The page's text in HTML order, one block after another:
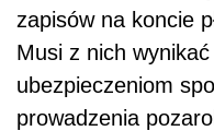
zapisów na koncie
Musi z nich
ubezpieczeniom
prowadzenia